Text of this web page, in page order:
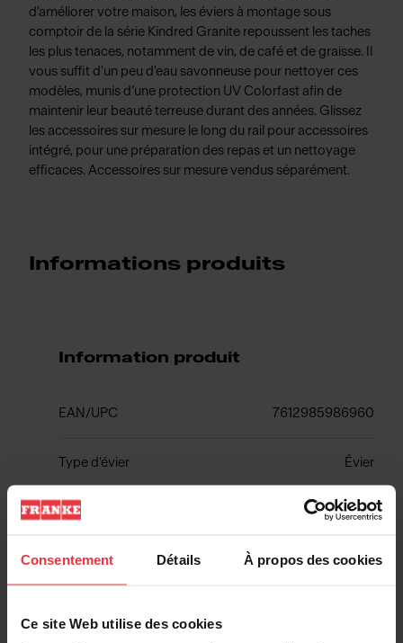
Consentement Détails À propos des cookies
Ce site Web utilise des cookies
d'améliorer votre maison, les éviers à montage sous
comptoir de la série Kindred Granite repoussent les taches
les plus tenaces, notamment de vin, de café et de graisse. Il
vous suffit d'un peu d'eau savonneuse pour nettoyer ces
modèles, munis d’une protection UV Colorfast afin de
maintenir leur beauté terreuse durant des années. Glissez
les accessoires sur mesure le long du rail pour accessoires
intégré, pour une préparation des repas et un nettoyage
efficaces. Accessoires sur mesure vendus séparément.
Informations produits
Information produit
EAN/UPC 7612985986960
Type d'évier Évier
Type de matériau Fragranite
Nombre de cuvettes 1